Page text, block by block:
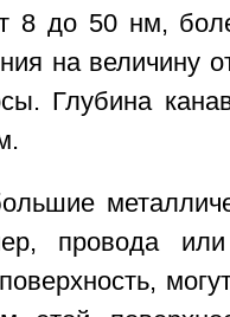
8 до 50 нм,
на величину
Глубина
провода